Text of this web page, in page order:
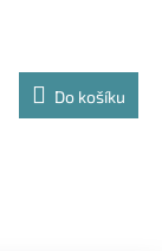
Do košíku